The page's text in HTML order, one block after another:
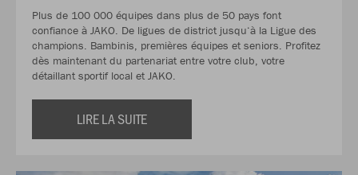
Plus de 100 000 équipes dans plus de 50 pays font
confiance à JAKO. De ligues de district jusqu‘à la Ligue des
champions. Bambinis, premières équipes et seniors. Profitez
dès maintenant du partenariat entre votre club, votre
détaillant sportif local et JAKO.
LIRE LA SUITE